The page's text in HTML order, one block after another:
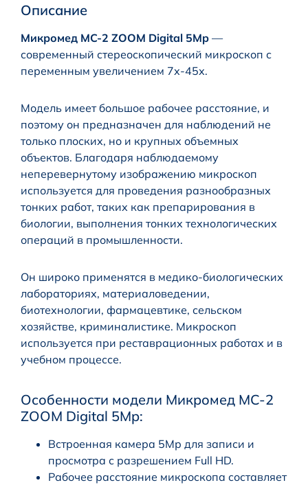
Описание
Микромед MC-2 ZOOM Digital 5Mp —
современный стереоскопический микроскоп с
переменным увеличением 7х-45х.
Модель имеет большое рабочее расстояние, и
поэтому он предназначен для наблюдений не
только плоских, но и крупных объемных
объектов. Благодаря наблюдаемому
неперевернутому изображению микроскоп
используется для проведения разнообразных
тонких работ, таких как препарирования в
биологии, выполнения тонких технологических
операций в промышленности.
Он широко применятся в медико-биологических
лабораториях, материаловедении,
биотехнологии, фармацевтике, сельском
хозяйстве, криминалистике. Микроскоп
используется при реставрационных работах и в
учебном процессе.
Особенности модели Микромед MC-2
ZOOM Digital 5Mp:
Встроенная камера 5Мр для записи и
просмотра с разрешением Full HD.
Рабочее расстояние микроскопа составляет